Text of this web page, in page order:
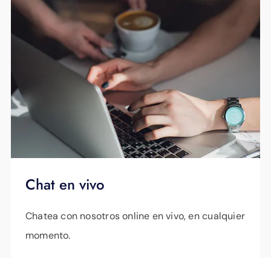
Chat en vivo
Chatea con nosotros online en vivo, en cualquier
momento.